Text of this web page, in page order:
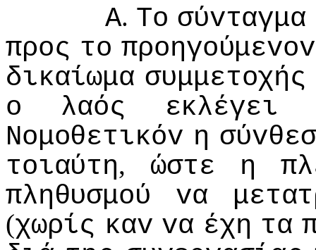
Α. Τo σύvταγμα
πρoς τo πρoηγoύμεvov
δικαίωμα συμμετoχής
o
λαός
εκλέγει
Νoμoθετικόv η
τoιαύτη, ώστε η
πληθυσμoύ
vα
(χωρίς καv vα έχη τα